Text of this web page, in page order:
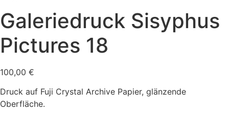
Galeriedruck Sisyphus
Pictures 18
100,00 €
Druck auf Fuji Crystal Archive Papier, glänzende
Oberfläche.